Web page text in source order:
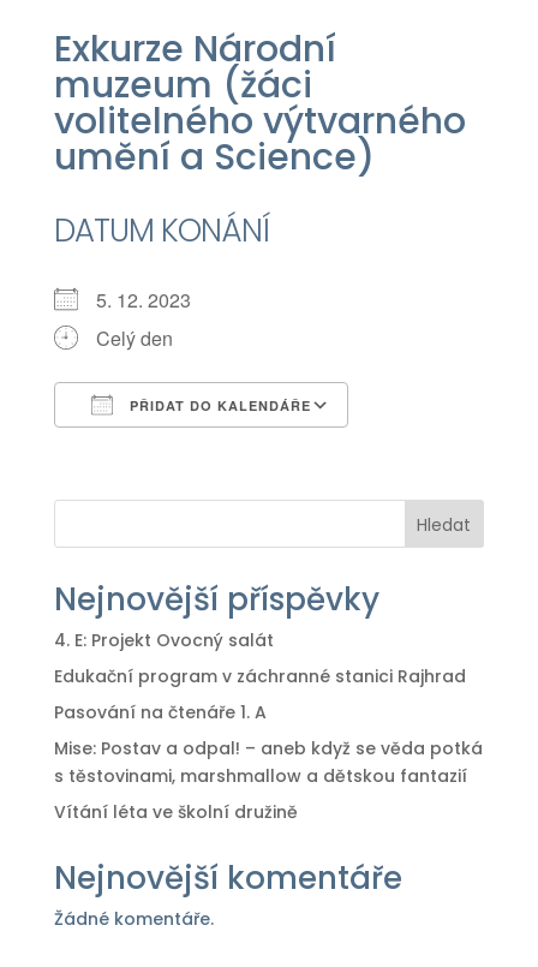
Exkurze Národní
muzeum (žáci
volitelného výtvarného
umění a Science)
DATUM KONÁNÍ
5. 12. 2023
Celý den
PŘIDAT DO KALENDÁŘE
Hledat
Nejnovější příspěvky
4. E: Projekt Ovocný salát
Edukační program v záchranné stanici Rajhrad
Pasování na čtenáře 1. A
Mise: Postav a odpal! – aneb když se věda potká
s těstovinami, marshmallow a dětskou fantazií
Vítání léta ve školní družině
Nejnovější komentáře
Žádné komentáře.